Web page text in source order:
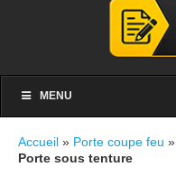
MENU
Accueil » Porte coupe feu »
Porte sous tenture